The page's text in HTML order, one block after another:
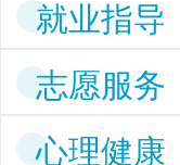
就业指导
志愿服务
心理健康